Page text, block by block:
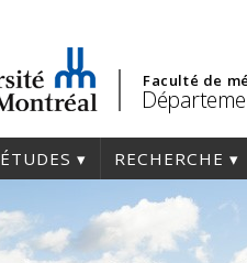
Faculté de
ÉTUDES RECHERCHE